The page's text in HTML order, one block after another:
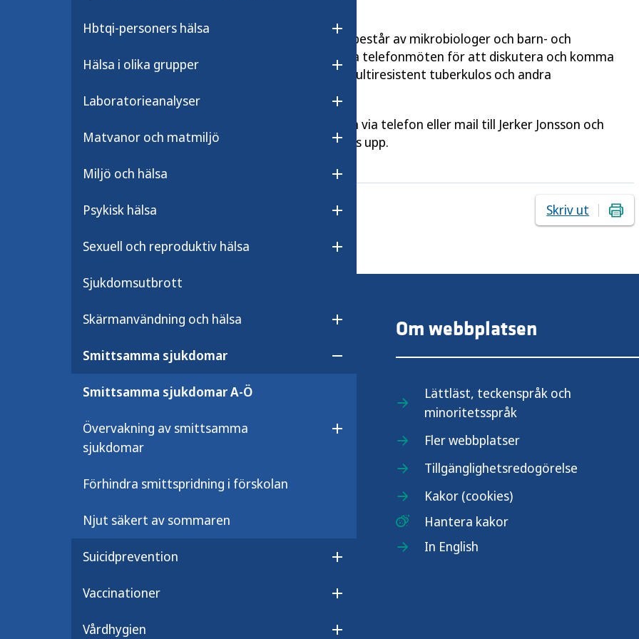
Hbtqi-personers hälsa
Öppna undermeny för Hbtqi-personers hälsa
Hälsa i olika grupper
Öppna undermeny för Hälsa i olika grupper
Laboratorieanalyser
Öppna undermeny för Laboratorieanalyser
Matvanor och matmiljö
Öppna undermeny för Matvanor och matmiljö
Miljö och hälsa
Öppna undermeny för Miljö och hälsa
Psykisk hälsa
Öppna undermeny för Psykisk hälsa
Sexuell och reproduktiv hälsa
Öppna undermeny för Sexuell och reproduktiv hälsa
Sjukdomsutbrott
Skärmanvändning och hälsa
Öppna undermeny för Skärmanvändning och hälsa
Smittsamma sjukdomar
Öppna undermeny för Smittsamma sjukdomar
Smittsamma sjukdomar A-Ö
Övervakning av smittsamma
sjukdomar
Öppna undermeny för Övervakning av smittsamma
Förhindra smittspridning i förskolan
Njut säkert av sommaren
Suicidprevention
Öppna undermeny för Suicidprevention
Vaccinationer
Öppna undermeny för Vaccinationer
Vårdhygien
MDR-TB-gruppen är en expertgrupp som består av mikrobiologer och barn- och
infektionsläkare. Gruppen har regelbundna telefonmöten för att diskutera och komma
fram till bästa behandling för alla fall av multiresistent tuberkulos och andra
svårbehandlade fall av TB.
Behandlande läkare kan kontakta gruppen via telefon eller mail till Jerker Jonsson och
bjuds då också in till möte när deras fall tas upp.
Uppdaterad: Skriv ut
Om myndigheten
info@folkhalsomyndigheten.se
svarstjanst@folkhalsomyndigheten.se
Telefon till växeln:
Fler kontaktuppgifter
Jobba hos oss
Nyheter och press
utbildning
Behandling av personuppgifter
Om webbplatsen
Lättläst, teckenspråk och
minoritetsspråk
Fler webbplatser
Tillgänglighetsredogörelse
Kakor (cookies)
Hantera kakor
In English